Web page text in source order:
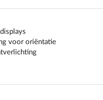
voor oriëntatie